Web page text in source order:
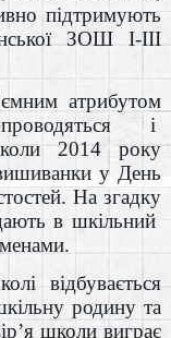
підтримують
ЗОШ І-ІІІ
атрибутом
і
2014 року
у День
На згадку
в шкільний
відбувається
родину та
школи виграє